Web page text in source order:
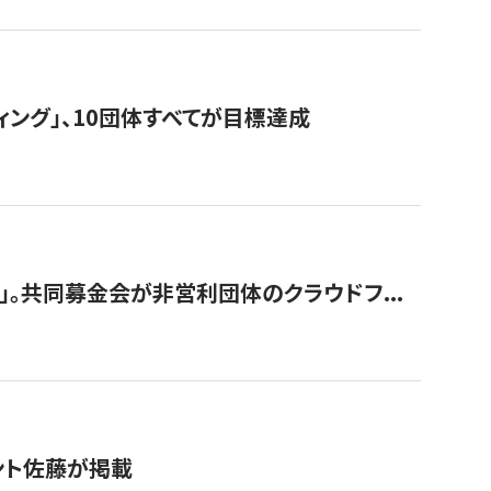
グ」、10団体すべてが目標達成
。共同募金会が非営利団体のクラウドフ...
佐藤が掲載